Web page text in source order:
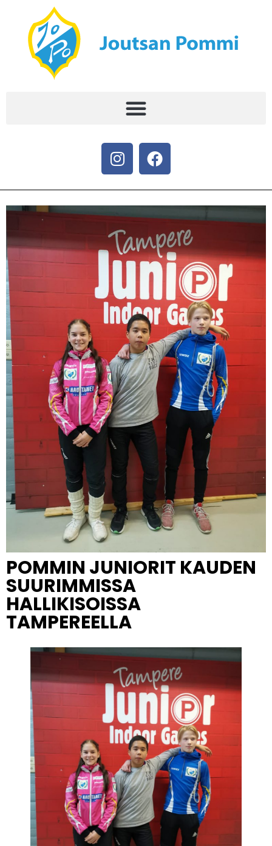
POMMIN JUNIORIT KAUDEN
SUURIMMISSA
HALLIKISOISSA
TAMPEREELLA